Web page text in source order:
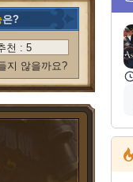
은?
천 : 5
지 않을까요?